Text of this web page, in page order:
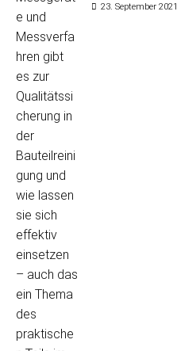
23. September 2021